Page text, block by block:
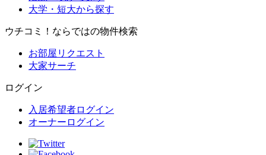
大学・短大から探す
ウチコミ！ならではの物件検索
お部屋リクエスト
大家サーチ
ログイン
入居希望者ログイン
オーナーログイン